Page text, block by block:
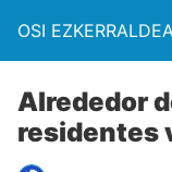
OSI
Alrededor
residentes